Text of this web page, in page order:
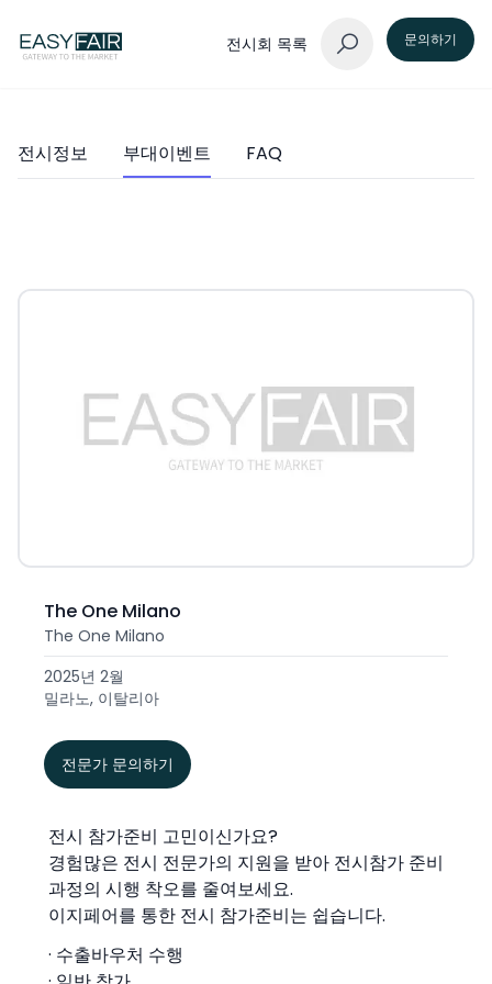
전시회 목록 문의하기
전시정보 부대이벤트 FAQ
The One Milano
The One Milano
2025년 2월
밀라노, 이탈리아
전문가 문의하기
전시 참가준비 고민이신가요?
경험많은 전시 전문가의 지원을 받아 전시참가 준비
과정의 시행 착오를 줄여보세요.
이지페어를 통한 전시 참가준비는 쉽습니다.
· 수출바우처 수행